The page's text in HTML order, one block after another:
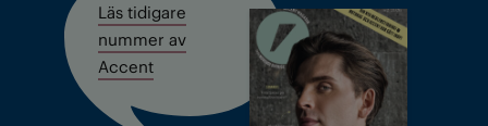
Läs tidigare
nummer av
Accent